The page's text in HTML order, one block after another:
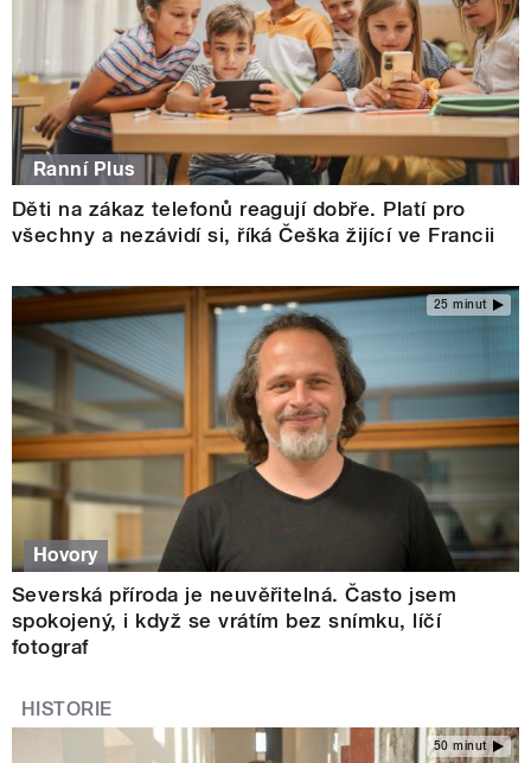
Ranní Plus
Děti na zákaz telefonů reagují dobře. Platí pro
všechny a nezávidí si, říká Češka žijící ve Francii
25 minut
Hovory
Severská příroda je neuvěřitelná. Často jsem
spokojený, i když se vrátím bez snímku, líčí
fotograf
HISTORIE
50 minut